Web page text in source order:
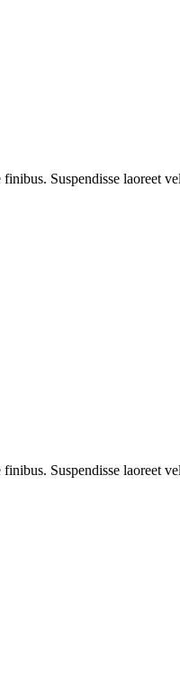
Suspendisse laoreet
Suspendisse laoreet